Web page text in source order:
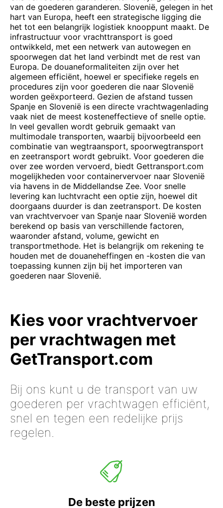
van de goederen garanderen. Slovenië, gelegen in het
hart van Europa, heeft een strategische ligging die
het tot een belangrijk logistiek knooppunt maakt. De
infrastructuur voor vrachttransport is goed
ontwikkeld, met een netwerk van autowegen en
spoorwegen dat het land verbindt met de rest van
Europa. De douaneformaliteiten zijn over het
algemeen efficiënt, hoewel er specifieke regels en
procedures zijn voor goederen die naar Slovenië
worden geëxporteerd. Gezien de afstand tussen
Spanje en Slovenië is een directe vrachtwagenlading
vaak niet de meest kosteneffectieve of snelle optie.
In veel gevallen wordt gebruik gemaakt van
multimodale transporten, waarbij bijvoorbeeld een
combinatie van wegtraansport, spoorwegtransport
en zeetransport wordt gebruikt. Voor goederen die
over zee worden vervoerd, biedt Gettransport.com
mogelijkheden voor containervervoer naar Slovenië
via havens in de Middellandse Zee. Voor snelle
levering kan luchtvracht een optie zijn, hoewel dit
doorgaans duurder is dan zeetransport. De kosten
van vrachtvervoer van Spanje naar Slovenië worden
berekend op basis van verschillende factoren,
waaronder afstand, volume, gewicht en
transportmethode. Het is belangrijk om rekening te
houden met de douaneheffingen en -kosten die van
toepassing kunnen zijn bij het importeren van
goederen naar Slovenië.
Kies voor vrachtvervoer
per vrachtwagen met
GetTransport.com
Bij ons kunt u de transport van uw
goederen per vrachtwagen efficiënt,
snel en tegen een redelijke prijs
regelen.
De beste prijzen